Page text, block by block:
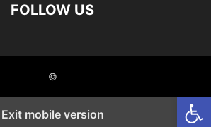
FOLLOW US
©
Exit mobile version